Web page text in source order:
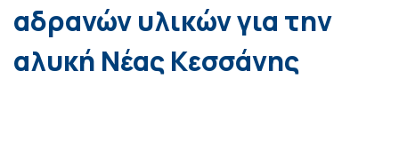
αδρανών υλικών για την
αλυκή Νέας Κεσσάνης